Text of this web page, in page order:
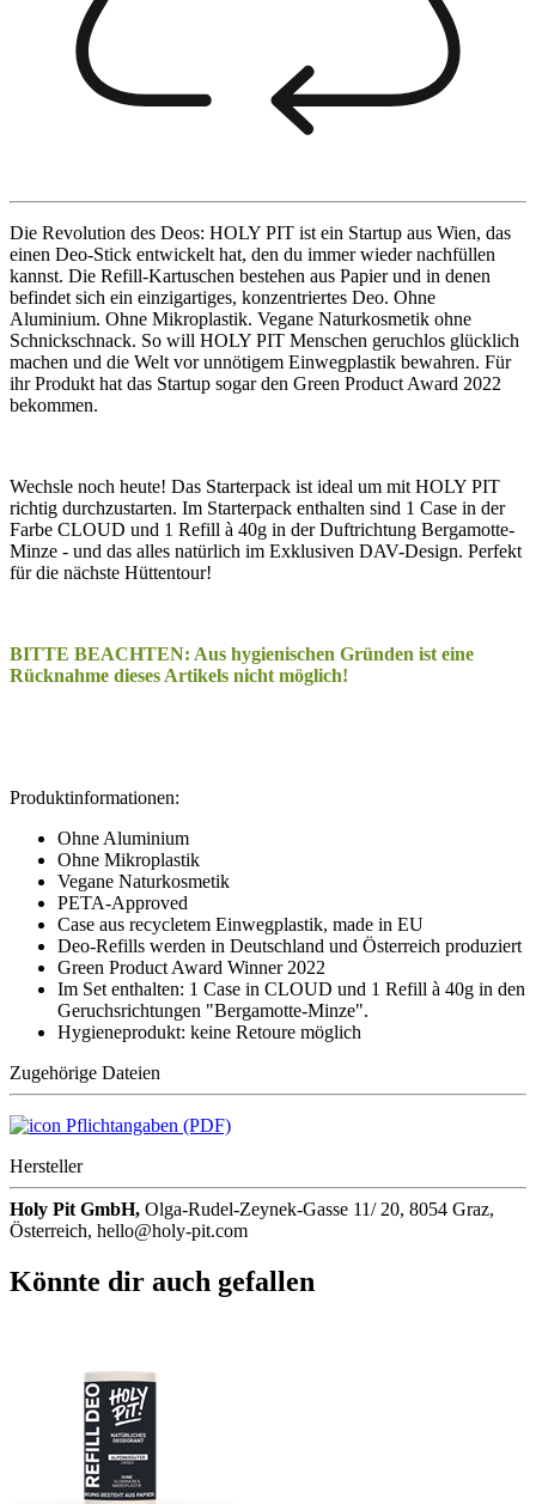
Die Revolution des Deos: HOLY PIT ist ein Startup aus Wien, das
einen Deo-Stick entwickelt hat, den du immer wieder nachfüllen
kannst. Die Refill-Kartuschen bestehen aus Papier und in denen
befindet sich ein einzigartiges, konzentriertes Deo. Ohne
Aluminium. Ohne Mikroplastik. Vegane Naturkosmetik ohne
Schnickschnack. So will HOLY PIT Menschen geruchlos glücklich
machen und die Welt vor unnötigem Einwegplastik bewahren. Für
ihr Produkt hat das Startup sogar den Green Product Award 2022
bekommen.
Wechsle noch heute! Das Starterpack ist ideal um mit HOLY PIT
richtig durchzustarten. Im Starterpack enthalten sind 1 Case in der
Farbe CLOUD und 1 Refill à 40g in der Duftrichtung Bergamotte-
Minze - und das alles natürlich im Exklusiven DAV-Design. Perfekt
für die nächste Hüttentour!
BITTE BEACHTEN: Aus hygienischen Gründen ist eine
Rücknahme dieses Artikels nicht möglich!
Produktinformationen:
Ohne Aluminium
Ohne Mikroplastik
Vegane Naturkosmetik
PETA-Approved
Case aus recycletem Einwegplastik, made in EU
Deo-Refills werden in Deutschland und Österreich produziert
Green Product Award Winner 2022
Im Set enthalten: 1 Case in CLOUD und 1 Refill à 40g in den
Geruchsrichtungen "Bergamotte-Minze".
Hygieneprodukt: keine Retoure möglich
Zugehörige Dateien
Pflichtangaben (PDF)
Hersteller
Holy Pit GmbH, Olga-Rudel-Zeynek-Gasse 11/ 20, 8054 Graz,
Österreich, hello@holy-pit.com
Könnte dir auch gefallen